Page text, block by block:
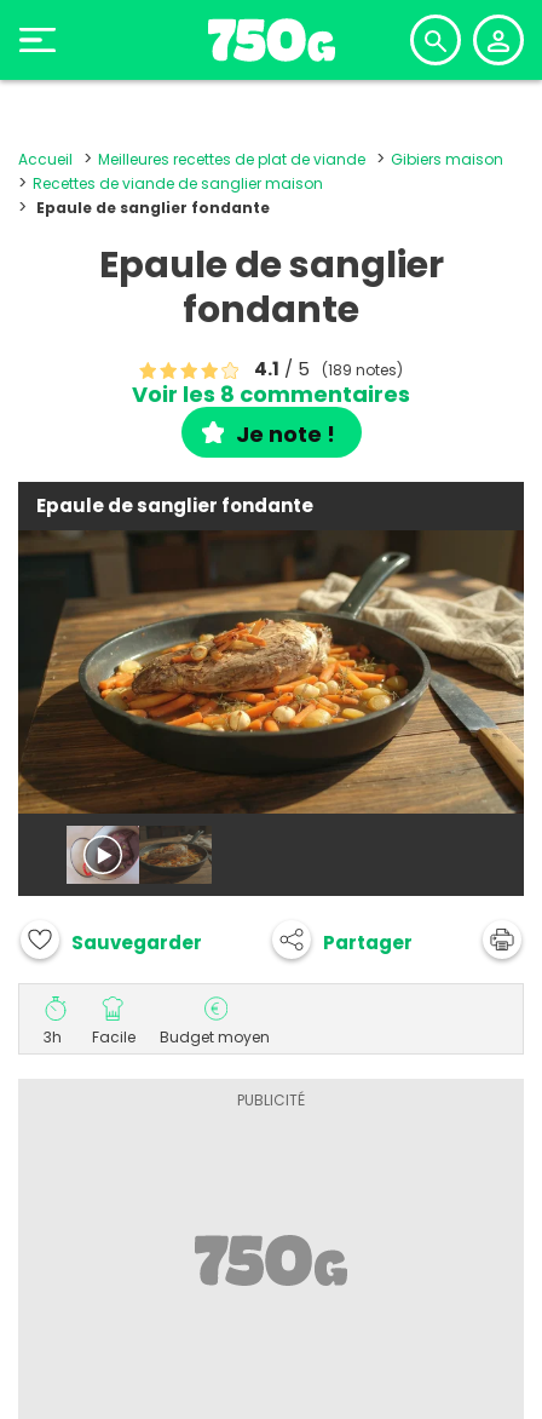
Accueil Meilleures recettes de plat de viande
Gibiers maison
Recettes de viande de sanglier maison
Epaule de sanglier fondante
Epaule de sanglier
fondante
4.1 / 5 (189 notes)
Voir les 8 commentaires
Je note !
Epaule de sanglier fondante
Sauvegarder Partager
3h Facile Budget moyen